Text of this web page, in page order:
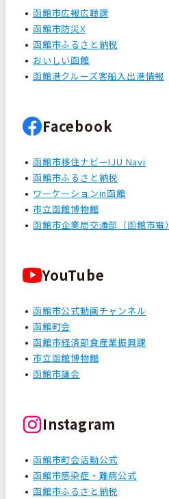
函館市広報広聴課
函館市防災X
函館市ふるさと納税
おいしい函館
函館港クルーズ客船入出港情報
Facebook
函館市移住ナビーIJU Navi
函館市ふるさと納税
ワーケーションin函館
市立函館博物館
函館市企業局交通部（函館市電）
YouTube
函館市公式動画チャンネル
函館町会
函館市経済部食産業振興課
市立函館博物館
函館市議会
Instagram
函館市町会活動公式
函館市感染症・難病公式
函館市ふるさと納税